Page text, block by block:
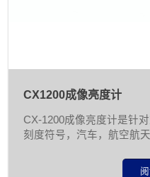
CX1200成像亮度计
CX-1200成像亮度计是针
刻度符号，汽车，航空航